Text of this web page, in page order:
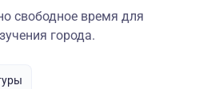
свободное время для
города.